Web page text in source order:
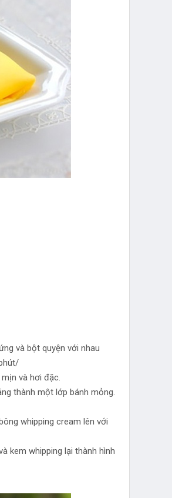
và bột quyện với nhau
và hơi đặc.
thành một lớp bánh mỏng.
whipping cream lên với
kem whipping lại thành hình